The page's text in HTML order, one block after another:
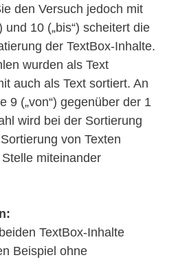
den Versuch jedoch mit
und 10 („bis“) scheitert die
der TextBox-Inhalte.
wurden als Text
auch als Text sortiert. An
9 („von“) gegenüber der 1
wird bei der Sortierung
von Texten
miteinander
TextBox-Inhalte
Beispiel ohne